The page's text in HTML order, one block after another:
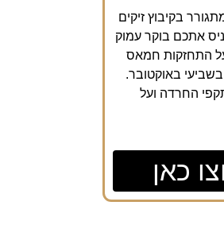
כבר יותר מ-20 שנה, כתושב שמתגורר בקיבוץ זיקים
לשלושה ילדים (אמרי בן 12 ועומר ועילי, תאומים בני 10) מכניס אתכם בוקר עמוק
התחזקות חמאס
באוקטובר.
החרדה ועל
כאן